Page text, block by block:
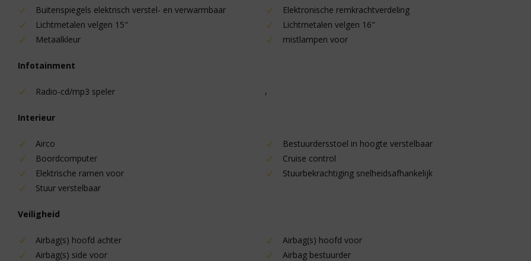
Buitenspiegels elektrisch verstel- en verwarmbaar
Elektronische remkrachtverdeling
Lichtmetalen velgen 15"
Lichtmetalen velgen 16"
Metaalkleur
mistlampen voor
Infotainment
Radio-cd/mp3 speler
Interieur
Airco
Bestuurdersstoel in hoogte verstelbaar
Boordcomputer
Cruise control
Elektrische ramen voor
Stuurbekrachtiging snelheidsafhankelijk
Stuur verstelbaar
Veiligheid
Airbag(s) hoofd achter
Airbag(s) hoofd voor
Airbag(s) side voor
Airbag bestuurder
,